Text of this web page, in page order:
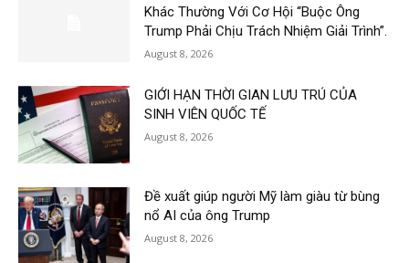
Khác Thường Với Cơ Hội “Buộc Ông
Trump Phải Chịu Trách Nhiệm Giải Trình”.
August 8, 2026
GIỚI HẠN THỜI GIAN LƯU TRÚ CỦA
SINH VIÊN QUỐC TẾ
August 8, 2026
Đề xuất giúp người Mỹ làm giàu từ bùng
nổ AI của ông Trump
August 8, 2026